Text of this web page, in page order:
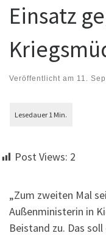
Einsatz
Veröffentlicht am 11.
Post Views: 2
„Zum zweiten Mal
Außenministerin in
Beistand zu. Das